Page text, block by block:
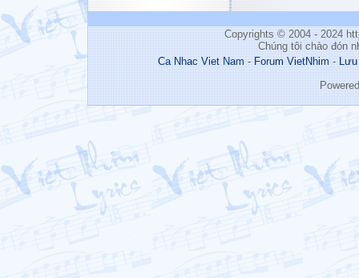
Copyrights © 2004 - 2024
Chúng tôi chào đón
Ca Nhac Viet Nam-Forum VietNhim-